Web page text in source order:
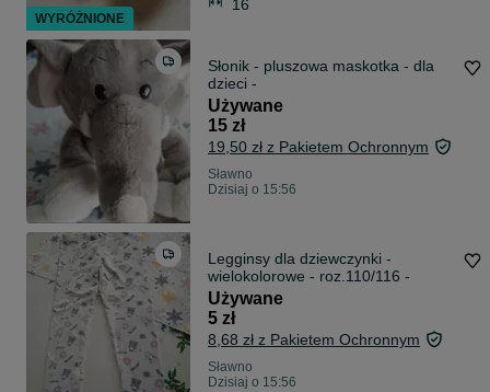
16
Słonik - pluszowa maskotka - dla
dzieci -
Używane
15 zł
19,50 zł z Pakietem Ochronnym
Sławno
Dzisiaj o 15:56
Legginsy dla dziewczynki -
wielokolorowe - roz.110/116 -
Używane
5 zł
8,68 zł z Pakietem Ochronnym
Sławno
Dzisiaj o 15:56
WYRÓŻNIONE